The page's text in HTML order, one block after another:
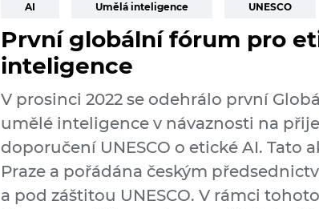
AI Umělá inteligence UNESCO
První globální fórum pro
inteligence
V prosinci 2022 se odehrálo první
umělé inteligence v návaznosti na
doporučení UNESCO o etické AI. Tato
Praze a pořádána českým
a pod záštitou UNESCO. V rámci